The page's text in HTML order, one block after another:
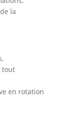
la
tout
en rotation